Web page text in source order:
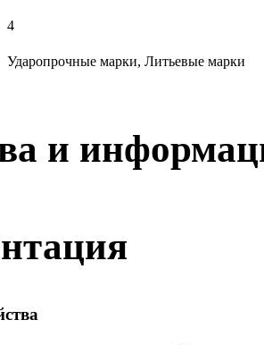
4
Ударопрочные марки, Литьевые марки
и